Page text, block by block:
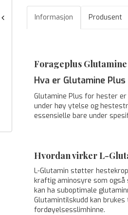
Informasjon Produsent
Forageplus Glutamine
Hva er Glutamine
Glutamine Plus for hester
under høy ytelse og
essensielle bare under
Hvordan virker L-
L-Glutamin støtter
kraftig aminosyre som
kan ha suboptimale
Glutamintilskudd kan
fordøyelsesslimhinne.